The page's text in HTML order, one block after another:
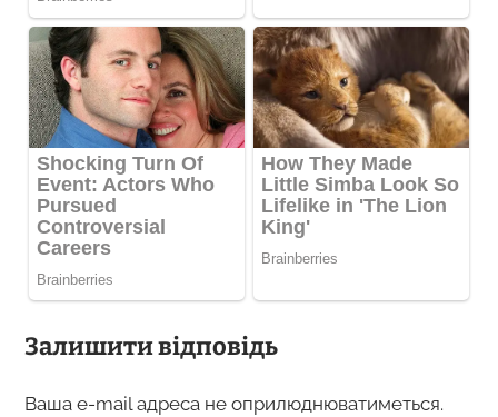
Залишити відповідь
Ваша e-mail адреса не оприлюднюватиметься.